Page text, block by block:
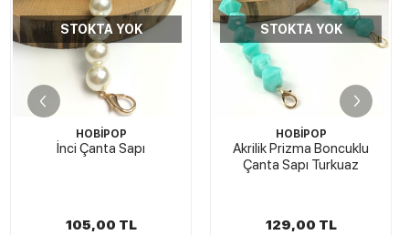
STOKTA YOK
HOBİPOP
İnci Çanta Sapı
105,00 TL
STOKTA YOK
HOBİPOP
Akrilik Prizma Boncuklu
Çanta Sapı Turkuaz
129,00 TL